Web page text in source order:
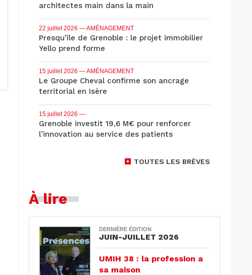
architectes main dans la main
22 juillet 2026 — AMÉNAGEMENT
Presqu'île de Grenoble : le projet immobilier
Yello prend forme
15 juillet 2026 — AMÉNAGEMENT
Le Groupe Cheval confirme son ancrage
territorial en Isère
15 juillet 2026 —
Grenoble investit 19,6 M€ pour renforcer
l’innovation au service des patients
TOUTES LES BRÈVES
À lire
DERNIÈRE ÉDITION
JUIN-JUILLET 2026
UMIH 38 : la profession a
sa maison